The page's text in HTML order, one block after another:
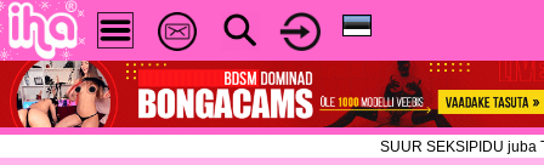
SUUR SEKSIPIDU juba